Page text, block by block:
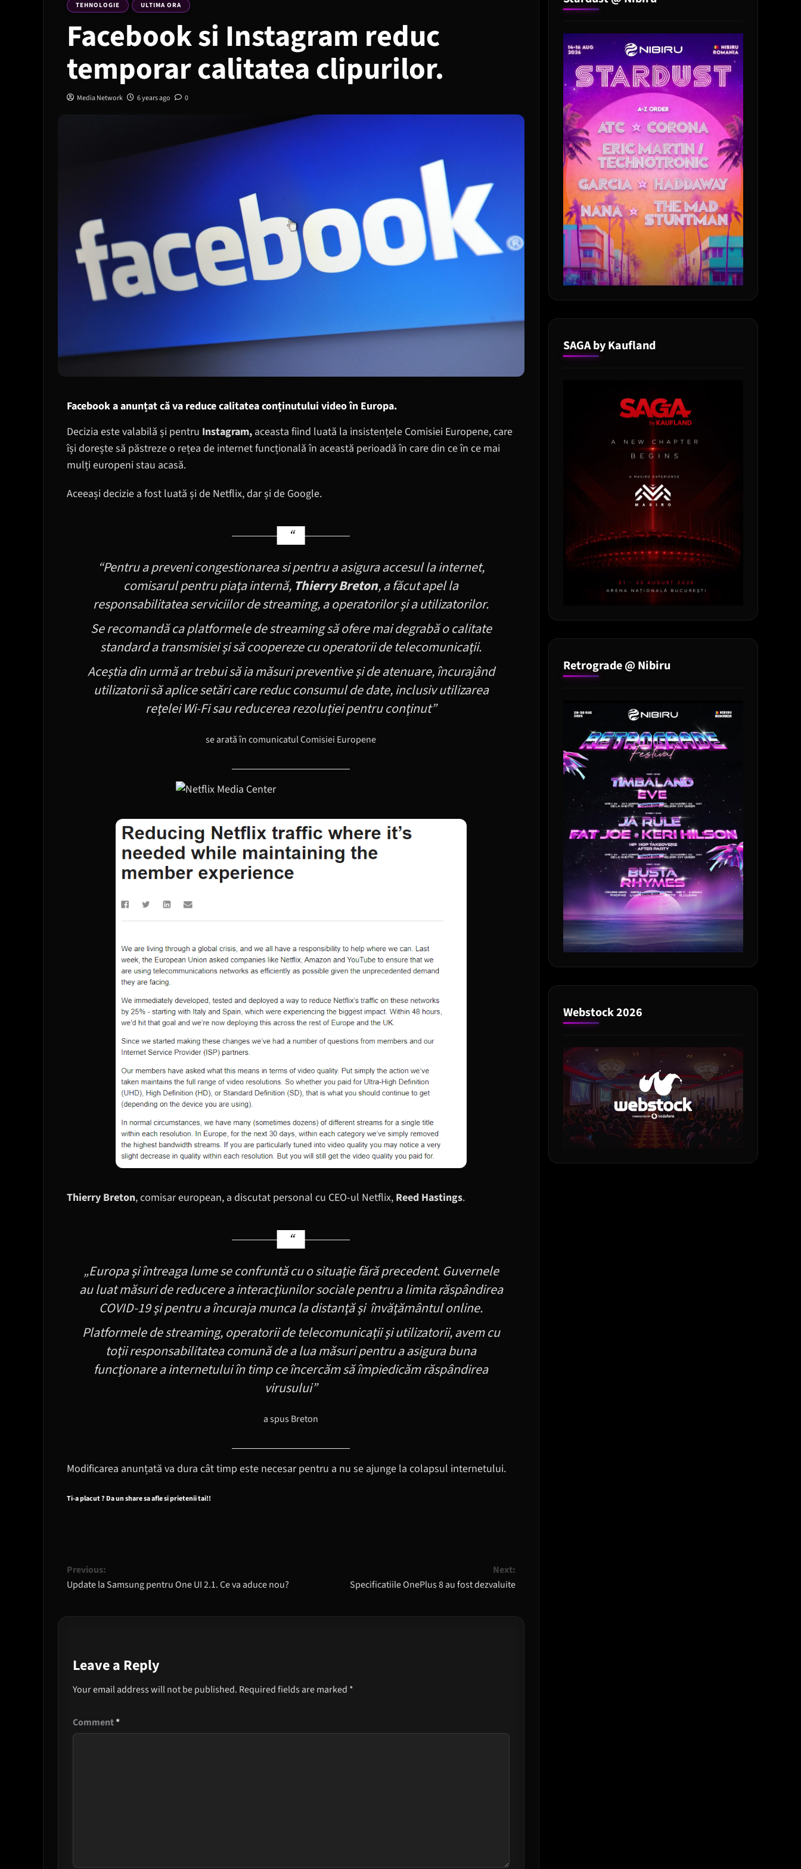
TEHNOLOGIE ULTIMA ORA
Facebook si Instagram reduc
temporar calitatea clipurilor.
Media Network 6 years ago 0
Facebooka anunțat că va reduce calitatea conținutului video în Europa.
Decizia este valabilă și pentru Instagram, aceasta fiind luată la insistențele Comisiei Europene, care
își dorește să păstreze o rețea de internet funcțională în această perioadă în care din ce în ce mai
mulți europeni stau acasă.
Aceeași decizie a fost luată și de Netflix, dar și de Google.
“Pentru a preveni congestionarea si pentru a asigura accesul la internet,
comisarul pentru piaţa internă, Thierry Breton, a făcut apel la
responsabilitatea serviciilor de streaming, a operatorilor şi a utilizatorilor.
Se recomandă ca platformele de streaming să ofere mai degrabă o calitate
standard a transmisiei şi să coopereze cu operatorii de telecomunicaţii.
Aceştia din urmă ar trebui să ia măsuri preventive şi de atenuare, încurajând
utilizatorii să aplice setări care reduc consumul de date, inclusiv utilizarea
reţelei Wi-Fi sau reducerea rezoluţiei pentru conţinut”
se arată în comunicatul Comisiei Europene
Thierry Breton, comisar european, a discutat personal cu CEO-ul Netflix, Reed Hastings.
„Europa şi întreaga lume se confruntă cu o situaţie fără precedent. Guvernele
au luat măsuri de reducere a interacţiunilor sociale pentru a limita răspândirea
COVID-19 şi pentru a încuraja munca la distanţă şi învăţământul online.
Platformele de streaming, operatorii de telecomunicaţii şi utilizatorii, avem cu
toţii responsabilitatea comună de a lua măsuri pentru a asigura buna
funcţionare a internetului în timp ce încercăm să împiedicăm răspândirea
virusului”
a spus Breton
Modificarea anunțată va dura cât timp este necesar pentru a nu se ajunge la colapsul internetului.
Ti-a placut ? Da un share sa afle si prietenii tai!!
Post
navigation
Previous:
Update la Samsung pentru One UI 2.1. Ce va aduce nou?
Next:
Specificatiile OnePlus 8 au fost dezvaluite
Leave a Reply
Your email address will not be published. Required fields are marked *
Comment*
SAGA by Kaufland
Retrograde @ Nibiru
Webstock 2026